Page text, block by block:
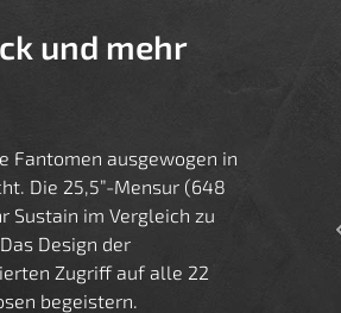
und mehr
Fantomen ausgewogen in
Die 25,5”-Mensur (648
Sustain im Vergleich zu
Design der
Zugriff auf alle 22
begeistern.